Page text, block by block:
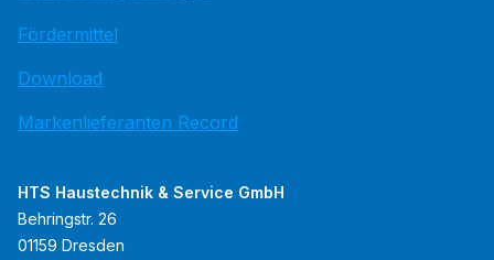
Fördermittel
Download
Markenlieferanten Record
HTS Haustechnik & Service GmbH
Behringstr. 26
01159 Dresden